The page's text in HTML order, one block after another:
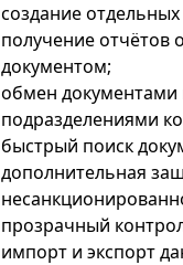
создание
получение отчётов
документом;
обмен
подразделениями
быстрый поиск
дополнительная
прозрачный
импорт и экспорт